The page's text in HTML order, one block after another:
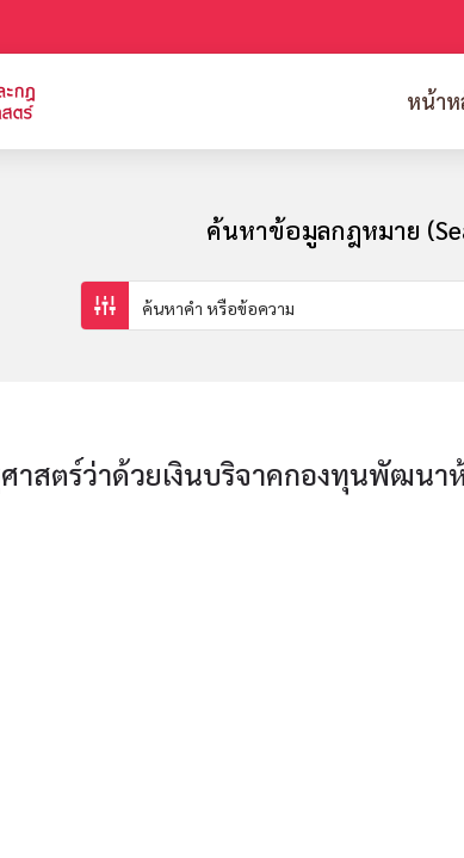
หน้าห
ค้นหาข้อมูลกฎหมาย
าสตร์ว่าด้วยเงินบริจาคกองทุนพัฒน